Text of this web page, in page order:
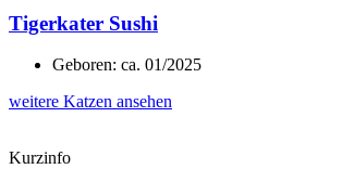
Tigerkater Sushi
Geboren: ca. 01/2025
weitere Katzen ansehen
Kurzinfo